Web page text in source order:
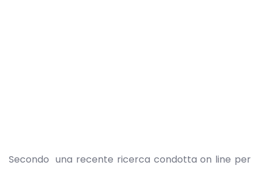
Secondo una recente ricerca condotta on line per